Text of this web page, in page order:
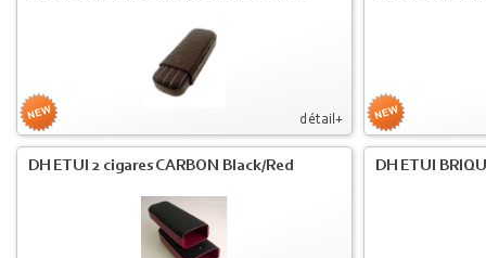
détail+
DH ETUI 2 cigares CARBON Black/Red DH ETUI